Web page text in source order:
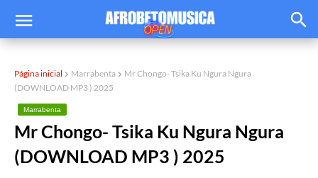
Página inicial Marrabenta
Mr Chongo- Tsika Ku Ngura Ngura
(DOWNLOAD MP3 ) 2025
Marrabenta
Mr Chongo- Tsika Ku Ngura Ngura
(DOWNLOAD MP3 ) 2025